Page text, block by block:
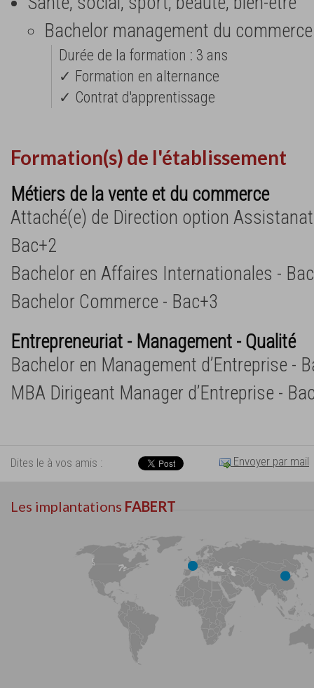
Bachelor management du
Durée de la formation : 3 ans
✓ Formation en alternance
✓ Contrat d'apprentissage
Formation(s) de l'établissement
Métiers de la vente et du commerce
Attaché(e) de Direction option
Bac+2
Bachelor en Affaires Internationales -
Bachelor Commerce - Bac+3
Entrepreneuriat - Management - Qualité
Bachelor en Management d’Entreprise -
MBA Dirigeant Manager d’Entreprise -
Dites le à vos amis : Envoyer par mail
Les implantations FABERT